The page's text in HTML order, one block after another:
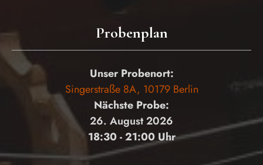
Probenplan
Unser Probenort:
Singerstraße 8A, 10179 Berlin
Nächste Probe:
26. August 2026
18:30 - 21:00 Uhr